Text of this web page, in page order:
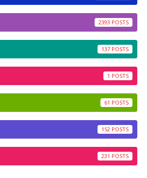
2393
137
1
61
152
231